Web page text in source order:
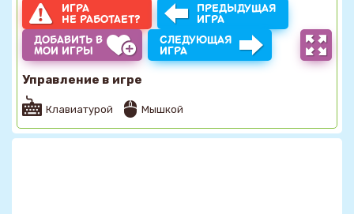
ИГРА
НЕ РАБОТАЕТ?
ПРЕДЫДУЩАЯ
ИГРА
ДОБАВИТЬ В
МОИ ИГРЫ
СЛЕДУЮЩАЯ
ИГРА
Управление в игре
Клавиатурой Мышкой